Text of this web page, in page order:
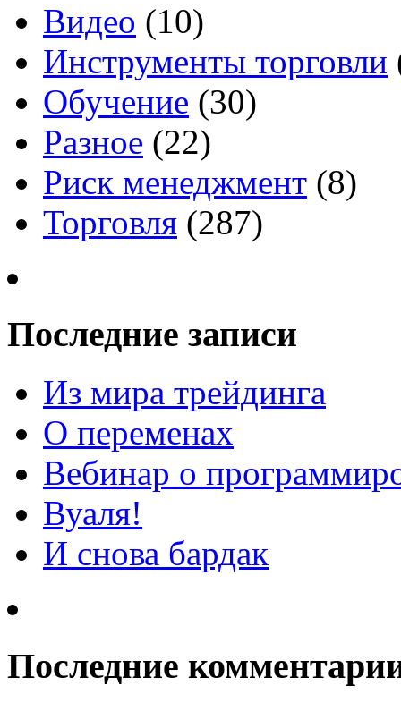
Видео (10)
Инструменты торговли
Обучение (30)
Разное (22)
Риск менеджмент (8)
Торговля (287)
Последние записи
Из мира трейдинга
О переменах
Вебинар о
Вуаля!
И снова бардак
Последние